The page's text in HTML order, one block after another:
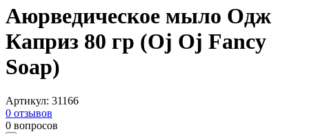
Аюрведическое мыло Одж
Каприз 80 гр (Oj Oj Fancy
Soap)
Артикул: 31166
0 отзывов
0 вопросов